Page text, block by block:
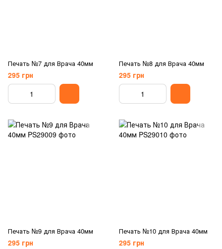
Печать №7 для Врача 40мм
295 грн
Печать №8 для Врача 40мм
295 грн
Печать №9 для Врача 40мм
295 грн
Печать №10 для Врача 40мм
295 грн